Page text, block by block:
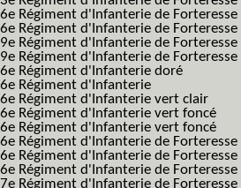
Régiment d'Infanterie de Forteresse
Régiment d'Infanterie de
Régiment d'Infanterie de
Régiment d'Infanterie de
Régiment d'Infanterie doré
Régiment d'Infanterie
Régiment d'Infanterie vert clair
Régiment d'Infanterie vert foncé
Régiment d'Infanterie vert foncé
Régiment d'Infanterie de
Régiment d'Infanterie de
Régiment d'Infanterie de
Régiment d'Infanterie de Forteresse